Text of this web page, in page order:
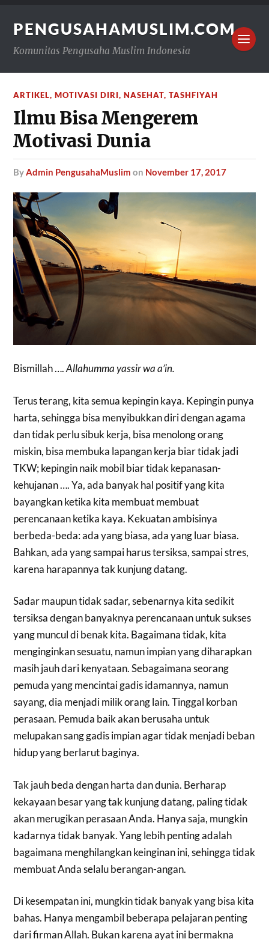
PENGUSAHAMUSLIM.COM
Komunitas Pengusaha Muslim Indonesia
ARTIKEL,MOTIVASI DIRI,NASEHAT,TASHFIYAH
Ilmu Bisa Mengerem
Motivasi Dunia
byAdmin PengusahaMuslim on November 17, 2017
Bismillah ….Allahumma yassir wa a’in.
Terus terang, kita semua kepingin kaya. Kepingin punya
harta, sehingga bisa menyibukkan diri dengan agama
dan tidak perlu sibuk kerja, bisa menolong orang
miskin, bisa membuka lapangan kerja biar tidak jadi
TKW; kepingin naik mobil biar tidak kepanasan-
kehujanan …. Ya, ada banyak hal positif yang kita
bayangkan ketika kita membuat membuat
perencanaan ketika kaya. Kekuatan ambisinya
berbeda-beda: ada yang biasa, ada yang luar biasa.
Bahkan, ada yang sampai harus tersiksa, sampai stres,
karena harapannya tak kunjung datang.
Sadar maupun tidak sadar, sebenarnya kita sedikit
tersiksa dengan banyaknya perencanaan untuk sukses
yang muncul di benak kita. Bagaimana tidak, kita
menginginkan sesuatu, namun impian yang diharapkan
masih jauh dari kenyataan. Sebagaimana seorang
pemuda yang mencintai gadis idamannya, namun
sayang, dia menjadi milik orang lain. Tinggal korban
perasaan. Pemuda baik akan berusaha untuk
melupakan sang gadis impian agar tidak menjadi beban
hidup yang berlarut baginya.
Tak jauh beda dengan harta dan dunia. Berharap
kekayaan besar yang tak kunjung datang, paling tidak
akan merugikan perasaan Anda. Hanya saja, mungkin
kadarnya tidak banyak. Yang lebih penting adalah
bagaimana menghilangkan keinginan ini, sehingga tidak
membuat Anda selalu berangan-angan.
Di kesempatan ini, mungkin tidak banyak yang bisa kita
bahas. Hanya mengambil beberapa pelajaran penting
dari firman Allah. Bukan karena ayat ini bermakna